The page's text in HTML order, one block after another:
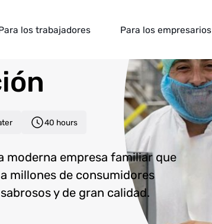
los trabajadores Para los empresarios
40 hours
moderna empresa familiar que
millones de consumidores
y de gran calidad.